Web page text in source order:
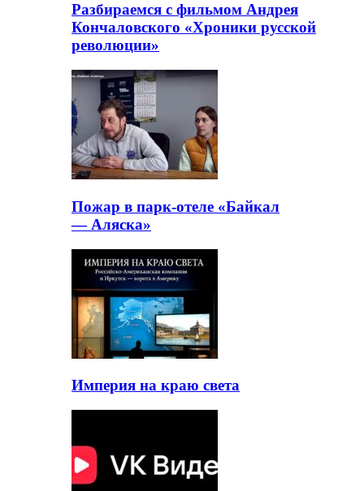
Разбираемся с фильмом Андрея
Кончаловского «Хроники русской
революции»
Пожар в парк-отеле «Байкал
— Аляска»
Империя на краю света